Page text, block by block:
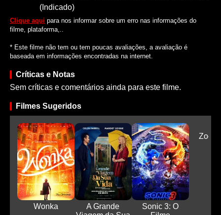
(Indicado)
Clique aqui para nos informar sobre um erro nas informações do
filme, plataforma,..
* Este filme não tem ou tem poucas avaliações, a avaliação é
baseada em informações encontradas na internet.
Críticas e Notas
Sem críticas e comentários ainda para este filme.
Filmes Sugeridos
Wonka
A Grande
Sonic 3: O